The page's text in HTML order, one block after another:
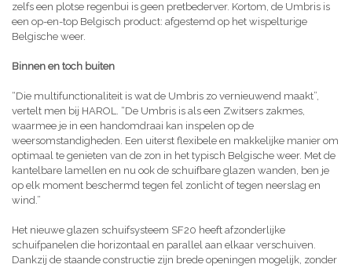
zelfs een plotse regenbui is geen pretbederver. Kortom, de Umbris is
een op-en-top Belgisch product: afgestemd op het wispelturige
Belgische weer.
Binnen en toch buiten
“Die multifunctionaliteit is wat de Umbris zo vernieuwend maakt”,
vertelt men bij HAROL. “De Umbris is als een Zwitsers zakmes,
waarmee je in een handomdraai kan inspelen op de
weersomstandigheden. Een uiterst flexibele en makkelijke manier om
optimaal te genieten van de zon in het typisch Belgische weer. Met de
kantelbare lamellen en nu ook de schuifbare glazen wanden, ben je
op elk moment beschermd tegen fel zonlicht of tegen neerslag en
wind.”
Het nieuwe glazen schuifsysteem SF20 heeft afzonderlijke
schuifpanelen die horizontaal en parallel aan elkaar verschuiven.
Dankzij de staande constructie zijn brede openingen mogelijk, zonder